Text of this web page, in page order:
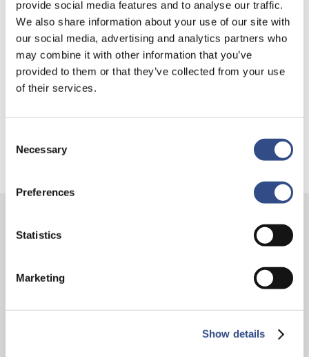
provide social media features and to analyse our traffic.
We also share information about your use of our site with
our social media, advertising and analytics partners who
may combine it with other information that you’ve
provided to them or that they’ve collected from your use
of their services.
Selection
Necessary
Preferences
Statistics
Marketing
Show details
17 juni 2024belonen we je geduld. Dan
maken we het nieuws écht bekend!
Contact
6199 AD Maastricht Airport